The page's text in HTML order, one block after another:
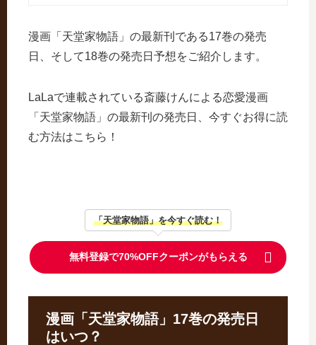
漫画「天堂家物語」の最新刊である17巻の発売
日、そして18巻の発売日予想をご紹介します。
LaLaで連載されている斎藤けんによる恋愛漫画
「天堂家物語」の最新刊の発売日、今すぐお得に読
む方法はこちら！
「天堂家物語」を今すぐ読む！
無料登録で70%OFFクーポンがもらえる
漫画「天堂家物語」17巻の発売日
はいつ？